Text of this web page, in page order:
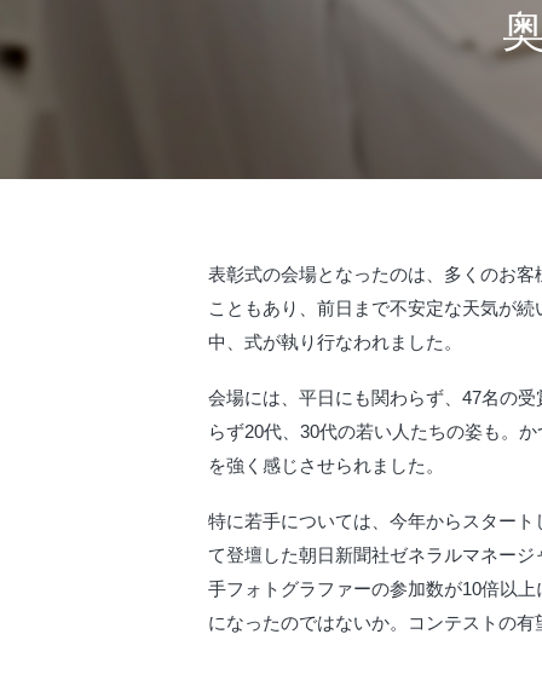
表彰式の会場となったのは、多くのお
こともあり、前日まで不安定な天気が
中、式が執り行なわれました。
会場には、平日にも関わらず、47名の
らず20代、30代の若い人たちの姿も。
を強く感じさせられました。
特に若手については、今年からスター
て登壇した朝日新聞社ゼネラルマネー
手フォトグラファーの参加数が10倍以
になったのではないか。コンテストの